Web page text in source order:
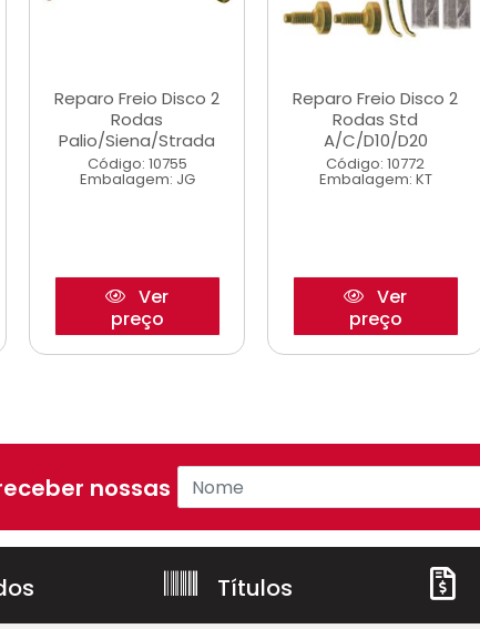
Reparo Freio Disco 2
Rodas
Palio/Siena/Strada
Código: 10755
Embalagem: JG
Ver
preço
Reparo Freio Disco 2
Rodas Std
A/C/D10/D20
Código: 10772
Embalagem: KT
Ver
preço
nossas ofertas!
Títulos